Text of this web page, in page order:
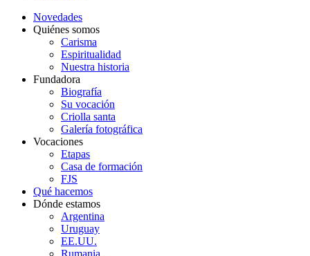
Novedades
Quiénes somos
Carisma
Espiritualidad
Nuestra historia
Fundadora
Biografía
Su vocación
Criolla santa
Galería fotográfica
Vocaciones
Etapas
Casa de formación
FJS
Qué hacemos
Dónde estamos
Argentina
Uruguay
EE.UU.
Rumania